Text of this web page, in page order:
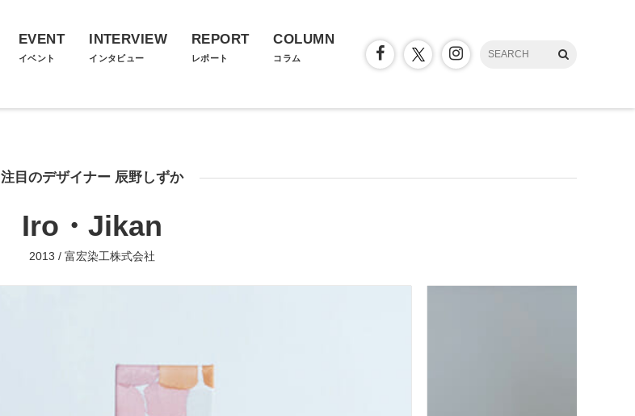
EVENT
イベント
INTERVIEW
インタビュー
REPORT
レポート
COLUMN
コラム
注目のデザイナー 辰野しずか
Iro・Jikan
2013 / 富宏染工株式会社